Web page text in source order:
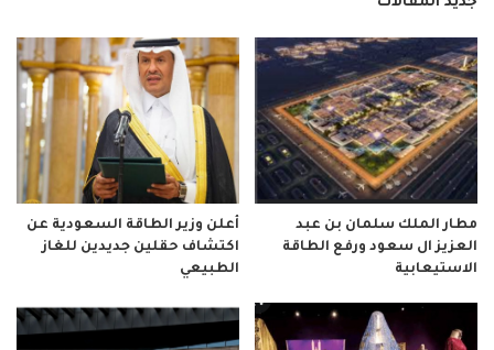
مطار الملك سلمان بن عبد
العزيز ال سعود ورفع الطاقة
الاستيعابية
أعلن وزير الطاقة السعودية عن
اكتشاف حقلين جديدين للغاز
الطبيعي